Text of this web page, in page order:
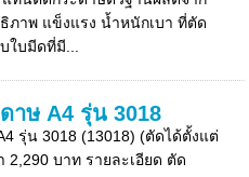
ภาพ แข็งแรง น้ำหนักเบา ที่ตัด
ใบมีดที่มี...
าษ A4 รุ่น 3018
รุ่น 3018 (13018) (ตัดได้ตั้งแต่
2,290 บาท รายละเอียด ตัด